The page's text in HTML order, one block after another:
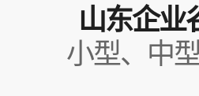
山东企业
小型、中